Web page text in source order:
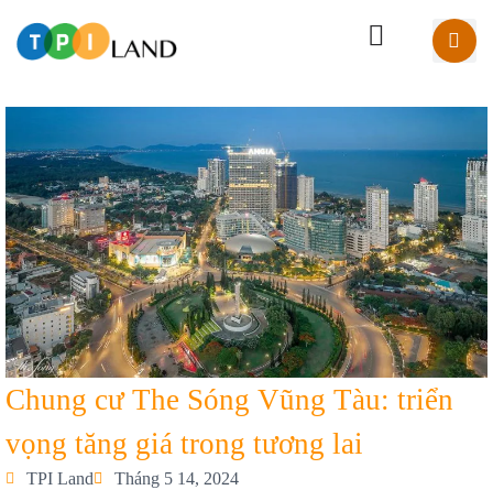
Chung cư The Sóng Vũng Tàu: triển
vọng tăng giá trong tương lai
TPI Land Tháng 5 14, 2024